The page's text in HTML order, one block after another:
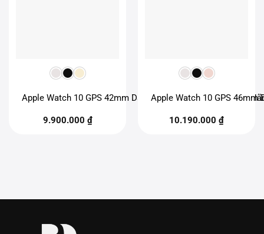
Apple Watch 10 GPS 42mm Dây Cao Su Viền Nhôm Chính
9.900.000 ₫
Apple Watch 10 GPS 46mm
10.190.000 ₫